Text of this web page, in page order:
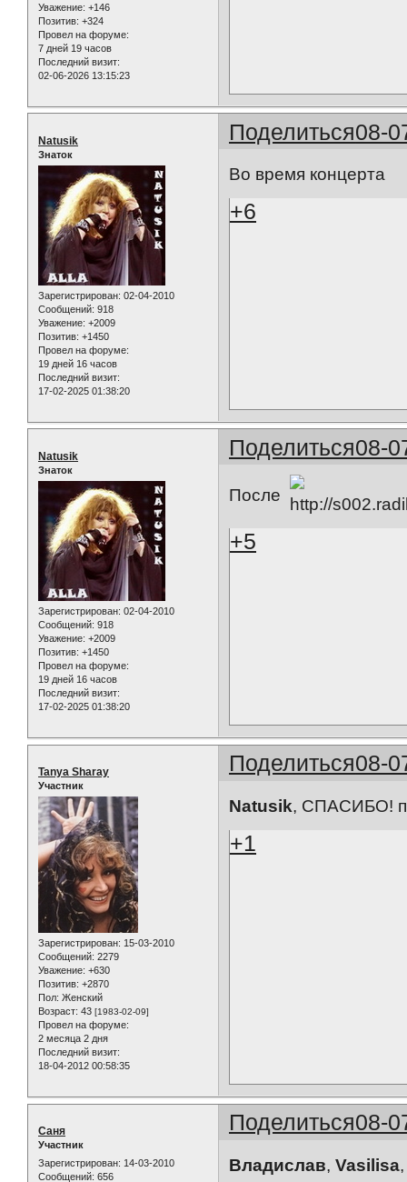
Уважение: +146
Позитив: +324
Провел на форуме:
7 дней 19 часов
Последний визит:
02-06-2026 13:15:23
Поделиться08-
Natusik
Знаток
Зарегистрирован: 02-04-2010
Сообщений: 918
Уважение: +2009
Позитив: +1450
Провел на форуме:
19 дней 16 часов
Последний визит:
17-02-2025 01:38:20
Во время концерта
+6
Поделиться08-
Natusik
Знаток
Зарегистрирован: 02-04-2010
Сообщений: 918
Уважение: +2009
Позитив: +1450
Провел на форуме:
19 дней 16 часов
Последний визит:
17-02-2025 01:38:20
После
+5
Поделиться08-
Tanya Sharay
Участник
Зарегистрирован: 15-03-2010
Сообщений: 2279
Уважение: +630
Позитив: +2870
Пол: Женский
Возраст: 43 [1983-02-09]
Провел на форуме:
2 месяца 2 дня
Последний визит:
18-04-2012 00:58:35
Natusik, СПАСИБО!
+1
Поделиться08-
Саня
Участник
Зарегистрирован: 14-03-2010
Сообщений: 656
Владислав,Vasilisa